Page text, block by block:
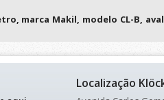
marca Makil, modelo CL-B,
Localização